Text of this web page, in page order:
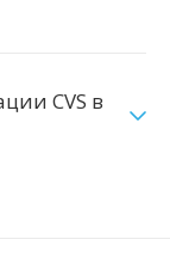
CVS в